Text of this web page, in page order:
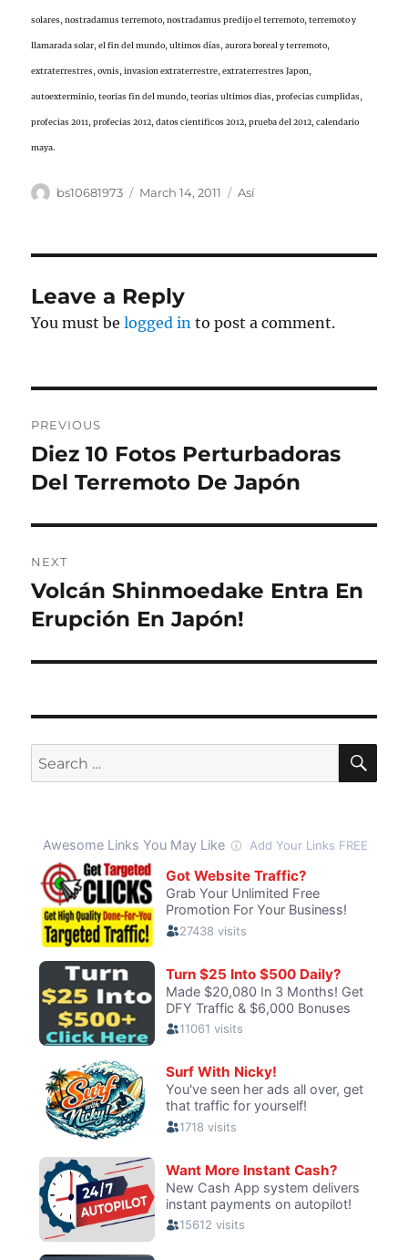
solares, nostradamus terremoto, nostradamus predijo el terremoto, terremoto y
llamarada solar, el fin del mundo, ultimos días, aurora boreal y terremoto,
extraterrestres, ovnis, invasion extraterrestre, extraterrestres Japon,
autoexterminio, teorias fin del mundo, teorias ultimos dias, profecias cumplidas,
profecias 2011, profecias 2012, datos cientificos 2012, prueba del 2012, calendario
maya.
Author
bs10681973
Posted
March 14, 2011 Categories
Así
Leave a Reply
You must belogged in to post a comment.
navigation
PREVIOUS
Previous
post:
Diez 10 Fotos Perturbadoras
Del Terremoto De Japón
NEXT
Next
post:
Volcán Shinmoedake Entra En
Erupción En Japón!
Search
for: